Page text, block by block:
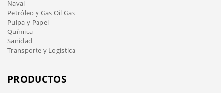
Naval
Petróleo y Gas Oil Gas
Pulpa y Papel
Química
Sanidad
Transporte y Logística
PRODUCTOS